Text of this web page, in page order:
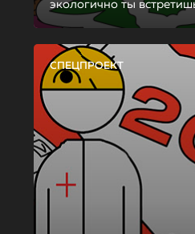
экологично ты
СПЕЦПРОЕКТ